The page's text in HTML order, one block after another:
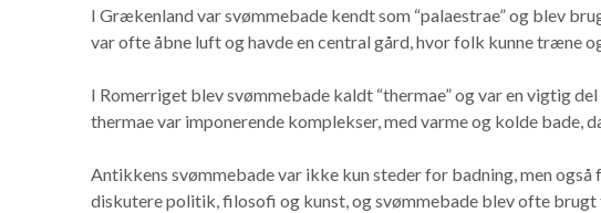
I Grækenland var svømmebade kendt som “palaestrae” og blev
var ofte åbne luft og havde en central gård, hvor folk kunne træne
I Romerriget blev svømmebade kaldt “thermae” og var en vigtig
thermae var imponerende komplekser, med varme og kolde bade,
Antikkens svømmebade var ikke kun steder for badning, men
diskutere politik, filosofi og kunst, og svømmebade blev ofte